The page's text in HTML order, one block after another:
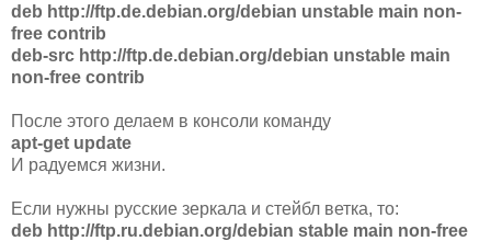
deb http://ftp.de.debian.org/debian unstable main non-
free contrib
deb-src http://ftp.de.debian.org/debian unstable main
non-free contrib
После этого делаем в консоли команду
apt-get update
И радуемся жизни.
Если нужны русские зеркала и стейбл ветка, то:
deb http://ftp.ru.debian.org/debian stable main non-free